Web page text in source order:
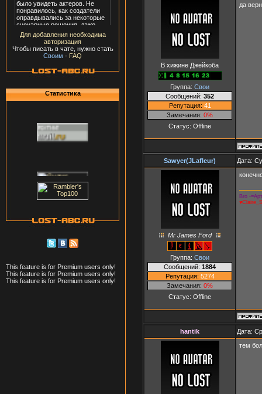
Для добавления необходима
авторизация
Чтобы писать в чате, нужно стать
Своим - FAQ
Статистика
This feature is for Premium users only!
This feature is for Premium users only!
This feature is for Premium users only!
В хижине Джейкоба
Группа: Свои
Сообщений: 352
Репутация: 41
Замечания: 0%
Статус: Offline
да
Sawyer(JLafleur) Дата:
Mr James Ford
Группа: Свои
Сообщений: 1884
Репутация: 5274
Замечания: 0%
Статус: Offline
Bro -
hantik Дата:
тем